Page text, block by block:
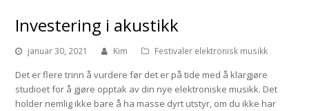
Investering i akustikk
januar 30, 2021 Kim Festivaler elektronisk musikk
Det er flere trinn å vurdere før det er på tide med å klargjøre
studioet for å gjøre opptak av din nye elektroniske musikk. Det
holder nemlig ikke bare å ha masse dyrt utstyr, om du ikke har